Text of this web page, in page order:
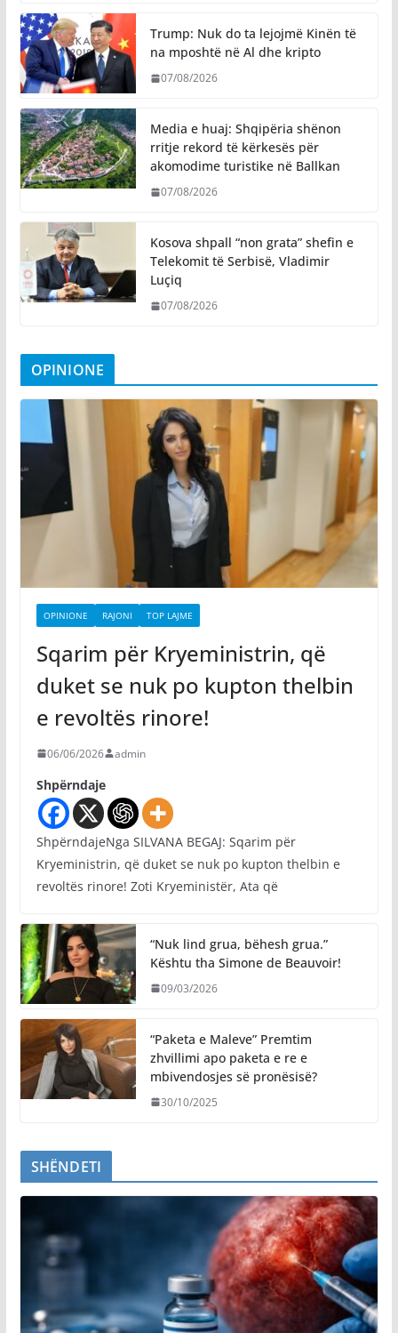
Trump: Nuk do ta lejojmë Kinën të
na mposhtë në Al dhe kripto
07/08/2026
Media e huaj: Shqipëria shënon
rritje rekord të kërkesës për
akomodime turistike në Ballkan
07/08/2026
Kosova shpall “non grata” shefin e
Telekomit të Serbisë, Vladimir
Luçiq
07/08/2026
OPINIONE
OPINIONE RAJONI TOP LAJME
Sqarim për Kryeministrin, që
duket se nuk po kupton thelbin
e revoltës rinore!
06/06/2026 admin
Shpërndaje
ShpërndajeNga SILVANA BEGAJ: Sqarim për
Kryeministrin, që duket se nuk po kupton thelbin e
revoltës rinore! Zoti Kryeministër, Ata që
“Nuk lind grua, bëhesh grua.”
Kështu tha Simone de Beauvoir!
09/03/2026
“Paketa e Maleve” Premtim
zhvillimi apo paketa e re e
mbivendosjes së pronësisë?
30/10/2025
SHËNDETI